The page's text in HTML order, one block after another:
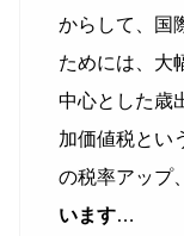
からして、国
ためには、大
中心とした歳
加価値税とい
の税率アップ、
います…